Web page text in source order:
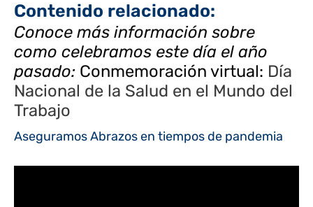
Contenido relacionado:
Conoce más información sobre
como celebramos este día el año
pasado: Conmemoración virtual: Día
Nacional de la Salud en el Mundo del
Trabajo
Aseguramos Abrazos en tiempos de pandemia